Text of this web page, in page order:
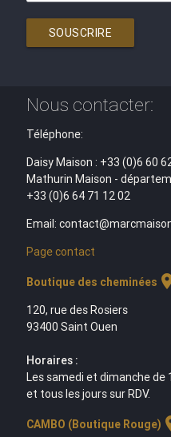
SOUSCRIRE
Nous contacter:
Téléphone:
Daisy Maison : +33 (0)6 60
Mathurin Maison -
+33 (0)6 64 71 12 02
Email:
Page contact
Boutique des cheminées
120, rue des Rosiers
93400 Saint Ouen
Horaires :
Les samedi et dimanche de
et tous les jours sur RDV.
CAMBO (Boutique Rouge)